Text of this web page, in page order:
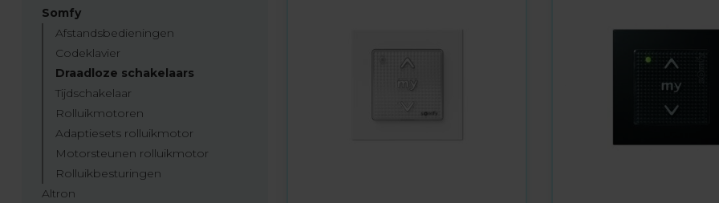
Somfy
Afstandsbedieningen
Codeklavier
Draadloze schakelaars
Tijdschakelaar
Rolluikmotoren
Adaptiesets rolluikmotor
Motorsteunen rolluikmotor
Rolluikbesturingen
Altron